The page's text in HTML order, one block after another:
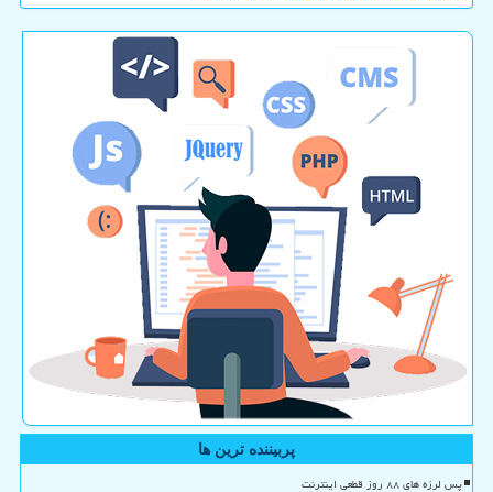
پربیننده ترین ها
پس لرزه های ۸۸ روز قطعی اینترنت